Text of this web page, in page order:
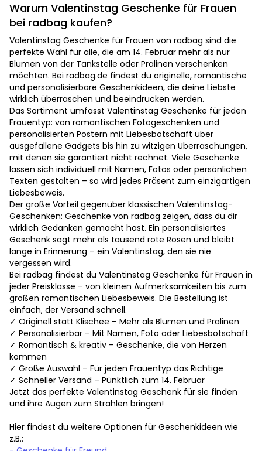
Warum Valentinstag Geschenke für Frauen
bei radbag kaufen?
Valentinstag Geschenke für Frauen von radbag sind die
perfekte Wahl für alle, die am 14. Februar mehr als nur
Blumen von der Tankstelle oder Pralinen verschenken
möchten. Bei radbag.de findest du originelle, romantische
und personalisierbare Geschenkideen, die deine Liebste
wirklich überraschen und beeindrucken werden.
Das Sortiment umfasst Valentinstag Geschenke für jeden
Frauentyp: von romantischen Fotogeschenken und
personalisierten Postern mit Liebesbotschaft über
ausgefallene Gadgets bis hin zu witzigen Überraschungen,
mit denen sie garantiert nicht rechnet. Viele Geschenke
lassen sich individuell mit Namen, Fotos oder persönlichen
Texten gestalten – so wird jedes Präsent zum einzigartigen
Liebesbeweis.
Der große Vorteil gegenüber klassischen Valentinstag-
Geschenken: Geschenke von radbag zeigen, dass du dir
wirklich Gedanken gemacht hast. Ein personalisiertes
Geschenk sagt mehr als tausend rote Rosen und bleibt
lange in Erinnerung – ein Valentinstag, den sie nie
vergessen wird.
Bei radbag findest du Valentinstag Geschenke für Frauen in
jeder Preisklasse – von kleinen Aufmerksamkeiten bis zum
großen romantischen Liebesbeweis. Die Bestellung ist
einfach, der Versand schnell.
✓ Originell statt Klischee – Mehr als Blumen und Pralinen
✓ Personalisierbar – Mit Namen, Foto oder Liebesbotschaft
✓ Romantisch & kreativ – Geschenke, die von Herzen
kommen
✓ Große Auswahl – Für jeden Frauentyp das Richtige
✓ Schneller Versand – Pünktlich zum 14. Februar
Jetzt das perfekte Valentinstag Geschenk für sie finden
und ihre Augen zum Strahlen bringen!
Hier findest du weitere Optionen für Geschenkideen wie
z.B.: